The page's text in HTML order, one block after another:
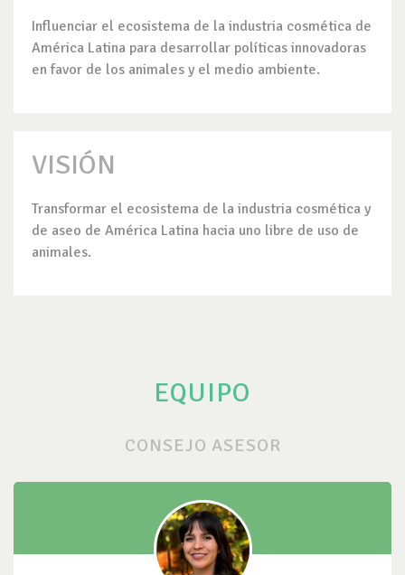
Influenciar el ecosistema de la industria cosmética de
América Latina para desarrollar políticas innovadoras
en favor de los animales y el medio ambiente.
VISIÓN
Transformar el ecosistema de la industria cosmética y
de aseo de América Latina hacia uno libre de uso de
animales.
EQUIPO
CONSEJO ASESOR